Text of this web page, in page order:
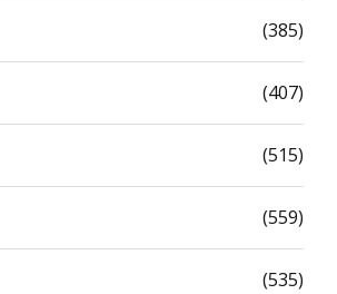
(385)
(407)
(515)
(559)
(535)